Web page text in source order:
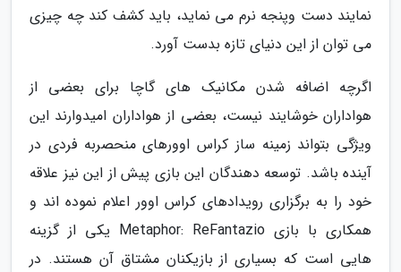
نمایند دست وپنجه نرم می نماید، باید کشف کند چه چیزی
می توان از این دنیای تازه بدست آورد.
اگرچه اضافه شدن مکانیک های گاچا برای بعضی از
هواداران خوشایند نیست، بعضی از هواداران امیدوارند این
ویژگی بتواند زمینه ساز کراس اوورهای منحصربه فردی در
آینده باشد. توسعه دهندگان این بازی پیش از این نیز علاقه
خود را به برگزاری رویدادهای کراس اوور اعلام نموده اند و
همکاری با بازی Metaphor: ReFantazio یکی از گزینه
هایی است که بسیاری از بازیکنان مشتاق آن هستند. در